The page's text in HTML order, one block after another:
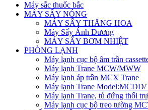
Máy sắc thuốc bắc
MÁY SẤY NÓNG
MÁY SẤY THĂNG HOA
Máy Sấy Ánh Dương
MÁY SẤY BƠM NHIỆT
PHÒNG LẠNH
Máy lạnh cục bộ âm trần
Máy lạnh Trane MCW/MWW
Máy lạnh áp trần MCX Trane
Máy lạnh Trane
Máy lạnh Trane, tủ đứng thổi
Máy lạnh cục bộ treo tường